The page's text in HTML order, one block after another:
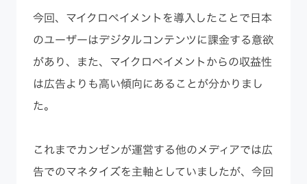
今回、マイクロペイメントを導入したことで日本
のユーザーはデジタルコンテンツに課金する意欲
があり、また、マイクロペイメントからの収益性
は広告よりも高い傾向にあることが分かりまし
た。
これまでカンゼンが運営する他のメディアでは広
告でのマネタイズを主軸としていましたが、今回